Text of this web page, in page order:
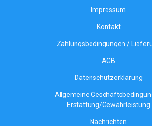
Impressum
Kontakt
Zahlungsbedingungen /
AGB
Datenschutzerklärung
Allgemeine
Erstattung/Gewährleistung
Nachrichten